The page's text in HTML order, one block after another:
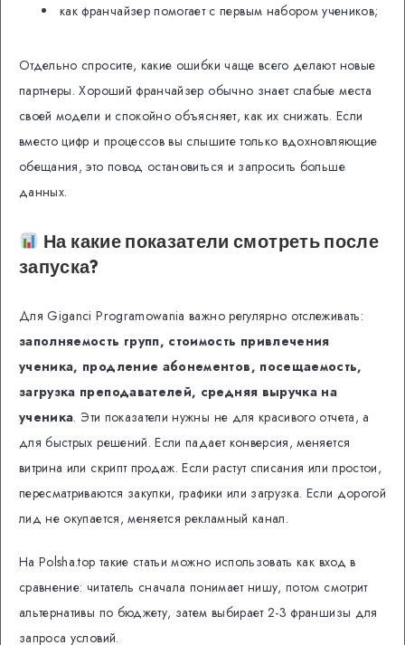
как франчайзер помогает с первым набором учеников;
Отдельно спросите, какие ошибки чаще всего делают новые
партнеры. Хороший франчайзер обычно знает слабые места
своей модели и спокойно объясняет, как их снижать. Если
вместо цифр и процессов вы слышите только вдохновляющие
обещания, это повод остановиться и запросить больше
данных.
На какие показатели смотреть после
запуска?
Для Giganci Programowania важно регулярно отслеживать:
заполняемость групп, стоимость привлечения
ученика, продление абонементов, посещаемость,
загрузка преподавателей, средняя выручка на
ученика. Эти показатели нужны не для красивого отчета, а
для быстрых решений. Если падает конверсия, меняется
витрина или скрипт продаж. Если растут списания или простои,
пересматриваются закупки, графики или загрузка. Если дорогой
лид не окупается, меняется рекламный канал.
На Polsha.top такие статьи можно использовать как вход в
сравнение: читатель сначала понимает нишу, потом смотрит
альтернативы по бюджету, затем выбирает 2-3 франшизы для
запроса условий.